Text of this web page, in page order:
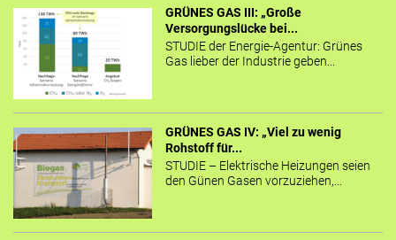
GRÜNES GAS III: „Große
Versorgungslücke bei...
STUDIE der Energie-Agentur: Grünes
Gas lieber der Industrie geben...
GRÜNES GAS IV: „Viel zu wenig
Rohstoff für...
STUDIE – Elektrische Heizungen seien
den Günen Gasen vorzuziehen,...